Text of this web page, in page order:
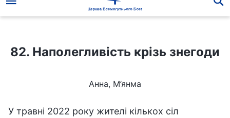
82. Наполегливість крізь знегоди
Анна, М’янма
У травні 2022 року жителі кількох сіл